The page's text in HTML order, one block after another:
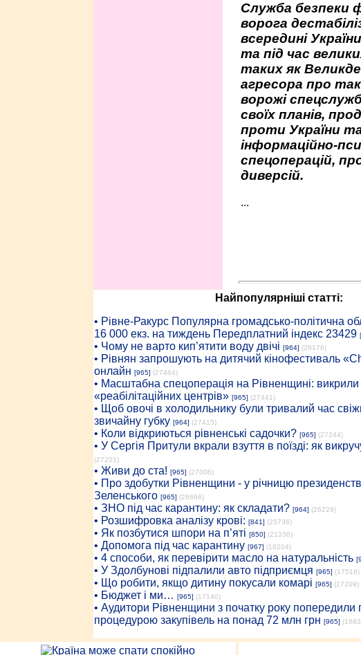
Служба безпеки
ворога
всередині
та під час
таких як
агресора про
ворожі
своїх планів,
проти України
інформаційно-
спецоперацій,
диверсій.
...
Найпопулярніші статті:
• Рiвне-Ракурс Популярна громадсько-політична
16 000 екз. на тиждень Передплатний індекс 23429
• Чому не варто кип’ятити воду двічі [964] (28176)
• Рівнян запрошують на дитячий кінофестиваль
онлайн [965] (27464)
• Масштабна спецоперація на Рівненщині:
«реабілітаційних центрів» [965] (27441)
• Щоб овочі в холодильнику були тривалий час
звичайну губку [964] (27415)
• Коли відкриються рівненські садочки? [965] (27244)
• У Сергія Притули вкрали взуття в поїзді: як
(27201)
• Живи до ста! [965] (27006)
• Про здобутки Рівненщини - у річницю
Зеленського [965] (26666)
• ЗНО під час карантину: як складати? [964] (26229)
• Розшифровка аналізу крові: [841] (25736)
• Як позбутися шпори на п’яті [850] (21336)
• Допомога під час карантину [967] (18204)
• 4 способи, як перевірити масло на натуральність
• У Здолбунові підпалили авто підприємця [965] (17518)
• Що робити, якщо дитину покусали комарі [965] (17209)
• Бюджет і ми… [965] (17140)
• Аудитори Рівненщини з початку року попередили
процедурою закупівель на понад 72 млн грн [965]